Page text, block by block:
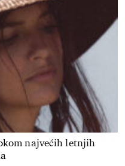
najvećih letnjih